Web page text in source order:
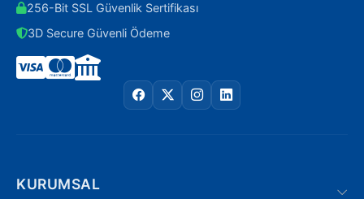
256-Bit SSL Güvenlik Sertifikası
3D Secure Güvenli Ödeme
KURUMSAL